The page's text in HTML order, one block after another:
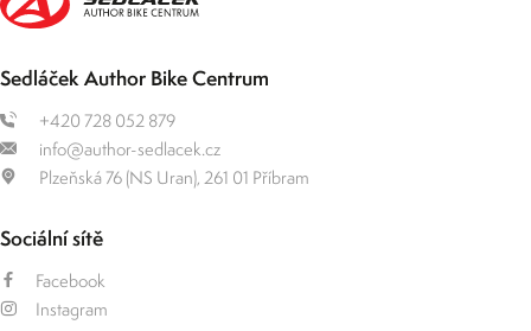
Sedláček Author Bike Centrum
+420 728 052 879
info@author-sedlacek.cz
Plzeňská 76 (NS Uran), 261 01 Příbram
Sociální sítě
Facebook
Instagram